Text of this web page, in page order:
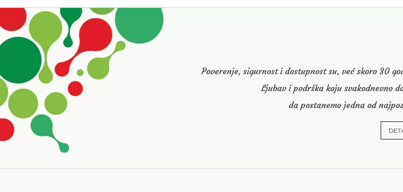
Poverenje, sigurnost i dostupnost su, već skoro 30
Ljubav i podrška koju svakodnevno
da postanemo jedna od